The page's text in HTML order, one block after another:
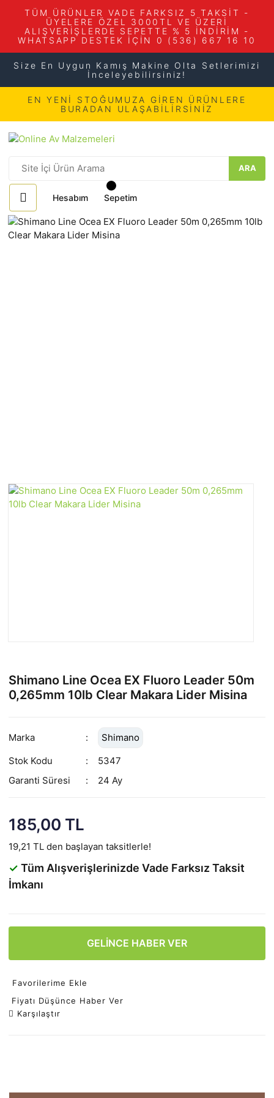
TÜM ÜRÜNLER VADE FARKSIZ 5 TAKSİT -
ÜYELERE ÖZEL 3000TL VE ÜZERİ
ALIŞVERİŞLERDE SEPETTE % 5 İNDİRİM -
WHATSAPP DESTEK İÇİN 0 (536) 667 16 10
Size En Uygun Kamış Makine Olta Setlerimizi
İnceleyebilirsiniz!
EN YENİ STOĞUMUZA GİREN ÜRÜNLERE
BURADAN ULAŞABİLİRSİNİZ
ARA
Hesabım Sepetim
Shimano Line Ocea EX Fluoro Leader 50m
0,265mm 10lb Clear Makara Lider Misina
Marka
Shimano
Stok Kodu
5347
Garanti Süresi
24 Ay
185,00 TL
19,21 TL den başlayan taksitlerle!
✓ Tüm Alışverişlerinizde Vade Farksız Taksit
İmkanı
GELİNCE HABER VER
Favorilerime Ekle
Fiyatı Düşünce Haber Ver
Karşılaştır